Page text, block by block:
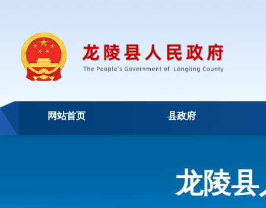
网站首页 县政府
龙陵